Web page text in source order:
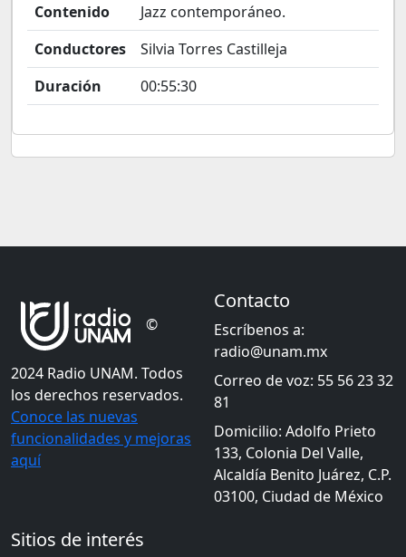
Contenido
Jazz contemporáneo.
Conductores
Silvia Torres Castilleja
Duración
00:55:30
©
2024 Radio UNAM. Todos
los derechos reservados.
Conoce las nuevas
funcionalidades y mejoras
aquí
Contacto
Escríbenos a:
radio@unam.mx
Correo de voz: 55 56 23 32
81
Domicilio: Adolfo Prieto
133, Colonia Del Valle,
Alcaldía Benito Juárez, C.P.
03100, Ciudad de México
Sitios de interés